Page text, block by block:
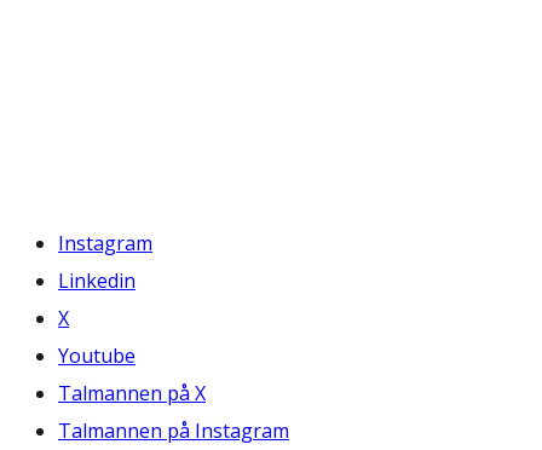
Instagram
Linkedin
X
Youtube
Talmannen på X
Talmannen på Instagram